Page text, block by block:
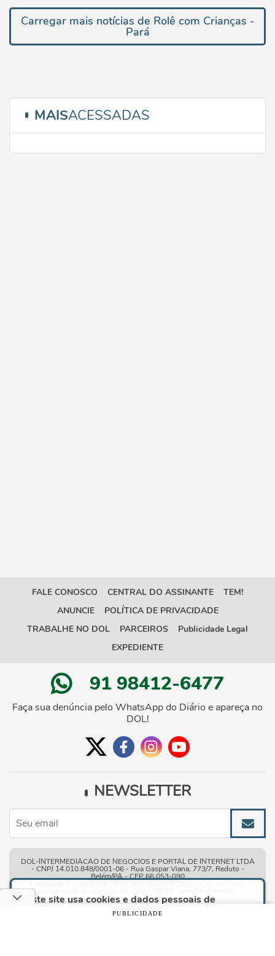
Este site usa cookies e dados pessoais de
acordo com os nossosTermos de Uso e Política
e, ao continuar navegando neste
Carregar mais notícias de Rolê com Crianças -
Pará
MAISACESSADAS
FALE CONOSCO CENTRAL DO ASSINANTE
TEM!
ANUNCIE
POLÍTICA DE PRIVACIDADE
TRABALHE NO DOL
PARCEIROS
Publicidade Legal
EXPEDIENTE
91 98412-6477
Faça sua denúncia pelo WhatsApp do Diário e apareça no
DOL!
NEWSLETTER
DOL-INTERMEDIACAO DE NEGOCIOS E PORTAL DE INTERNET LTDA
- CNPJ 14.010.848/0001-06 - Rua Gaspar Viana, 773/7, Reduto -
Belém/PA - CEP 66.053-090
PUBLICIDADE